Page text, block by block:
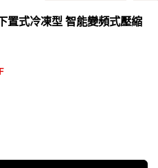
置式冷凍型 智能變頻式壓縮